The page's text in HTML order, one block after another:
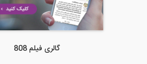
گالری فیلم 808